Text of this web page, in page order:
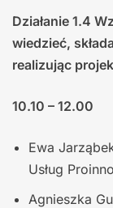
Działanie 1.4
wiedzieć,
realizując
10.10 – 12.00
Ewa
Usług
Agnieszka